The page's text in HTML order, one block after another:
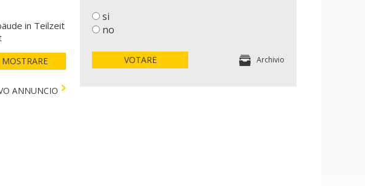
in Teilzeit
MOSTRARE
ANNUNCIO
si
no
VOTARE Archivio